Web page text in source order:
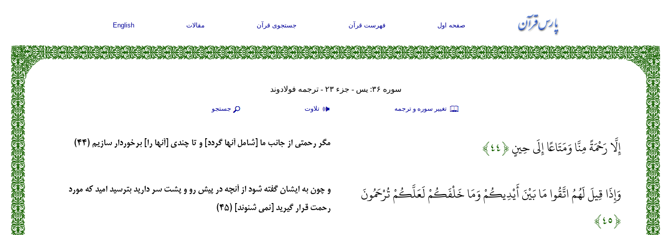
صفحه اول فهرست قرآن جستجوی قرآن مقالات English
سوره ۳۶: يس - جزء ۲۳ - ترجمه فولادوند
تغيير سوره و ترجمه تلاوت جستجو
إِلَّا رَحْمَةً مِنَّا وَمَتَاعًا إِلَى حِينٍ﴿۴۴﴾ مگر رحمتى از جانب ما [شامل آنها گردد] و تا چندى [آنها را] برخوردار سازيم (۴۴)
وَإِذَا قِيلَ لَهُمُ اتَّقُوا مَا بَيْنَ أَيْدِيكُمْ وَمَا خَلْفَكُمْ لَعَلَّكُمْ تُرْحَمُونَ
﴿۴۵﴾
و چون به ايشان گفته شود از آنچه در پيش رو و پشت‏ سر داريد بترسيد اميد كه مورد
رحمت قرار گيريد [نمى ‏شنوند] (۴۵)